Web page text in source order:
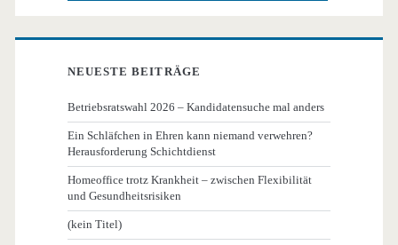
NEUESTE BEITRÄGE
Betriebsratswahl 2026 – Kandidatensuche mal anders
Ein Schläfchen in Ehren kann niemand verwehren?
Herausforderung Schichtdienst
Homeoffice trotz Krankheit – zwischen Flexibilität
und Gesundheitsrisiken
(kein Titel)